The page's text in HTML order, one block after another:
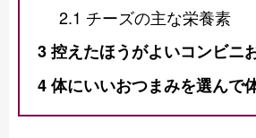
2.1 チーズの主な栄養素
3控えたほうがよいコンビニ
4体にいいおつまみを選んで